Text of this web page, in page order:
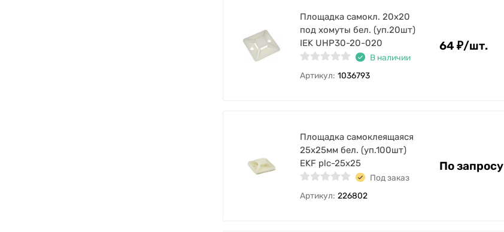
Площадка самокл. 20х20
под хомуты бел. (уп.20шт)
IEK UHP30-20-020
В наличии
Артикул: 1036793
64 ₽/шт.
Площадка самоклеящаяся
25х25мм бел. (уп.100шт)
EKF plc-25x25
Под заказ
Артикул: 226802
По запросу